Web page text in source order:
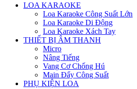
Menu
LOA KARAOKE
Loa Karaoke Công Suất Lớn
Loa Karaoke Di Động
Loa Karaoke Xách Tay
THIẾT BỊ ÂM THANH
Micro
Nâng Tiếng
Vang Cơ Chống Hú
Main Đẩy Công Suất
PHỤ KIỆN LOA